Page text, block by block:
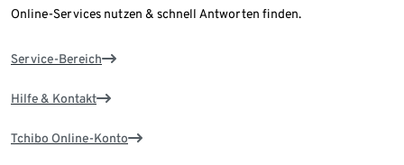
Online-Services nutzen & schnell Antworten finden.
Service-Bereich
Hilfe & Kontakt
Tchibo Online-Konto